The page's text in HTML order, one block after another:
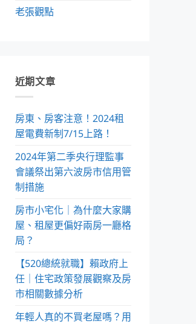
老張觀點
近期文章
房東、房客注意！2024租
屋電費新制7/15上路！
2024年第二季央行理監事
會議祭出第六波房市信用管
制措施
房市小宅化｜為什麼大家購
屋、租屋更偏好兩房一廳格
局？
【520總統就職】賴政府上
任｜住宅政策發展觀察及房
市相關數據分析
年輕人真的不買老屋嗎？用